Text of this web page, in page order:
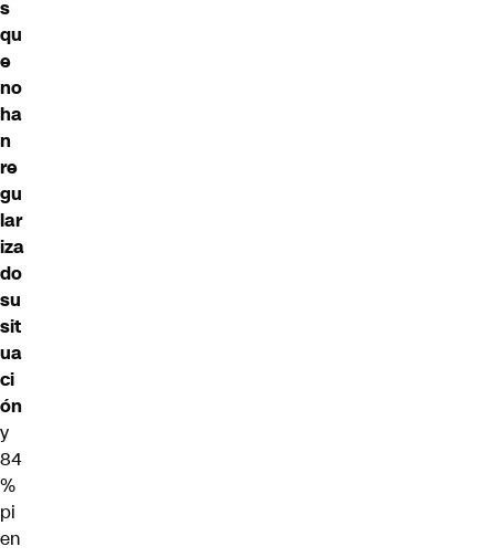
s
qu
e
no
ha
n
re
gu
lar
iza
do
su
sit
ua
ci
ón
y
84
%
pi
en